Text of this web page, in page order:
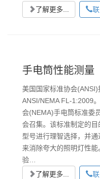
了解更多...
手电筒性能测量
美国国家标准协会
ANSI/NEMA FL-1:2009
会(NEMA)手电筒标准委
会召集。该标准制定的
型号进行理智选择，并通
来消除夸大的照明灯性
验…
了解更多...